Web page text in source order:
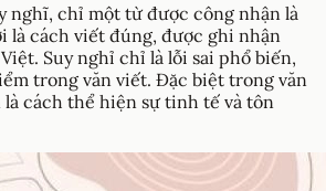
nghĩ, chỉ một từ được công nhận là
là cách viết đúng, được ghi nhận
Suy nghỉ chỉ là lỗi sai phổ biến,
trong văn viết. Đặc biệt trong văn
cách thể hiện sự tinh tế và tôn